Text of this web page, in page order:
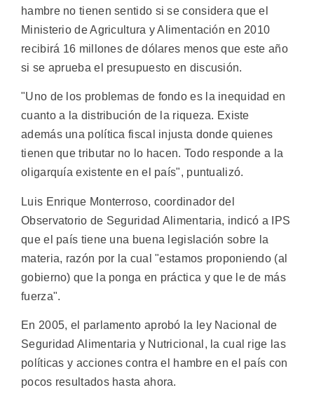
hambre no tienen sentido si se considera que el
Ministerio de Agricultura y Alimentación en 2010
recibirá 16 millones de dólares menos que este año
si se aprueba el presupuesto en discusión.
"Uno de los problemas de fondo es la inequidad en
cuanto a la distribución de la riqueza. Existe
además una política fiscal injusta donde quienes
tienen que tributar no lo hacen. Todo responde a la
oligarquía existente en el país", puntualizó.
Luis Enrique Monterroso, coordinador del
Observatorio de Seguridad Alimentaria, indicó a IPS
que el país tiene una buena legislación sobre la
materia, razón por la cual "estamos proponiendo (al
gobierno) que la ponga en práctica y que le de más
fuerza".
En 2005, el parlamento aprobó la ley Nacional de
Seguridad Alimentaria y Nutricional, la cual rige las
políticas y acciones contra el hambre en el país con
pocos resultados hasta ahora.